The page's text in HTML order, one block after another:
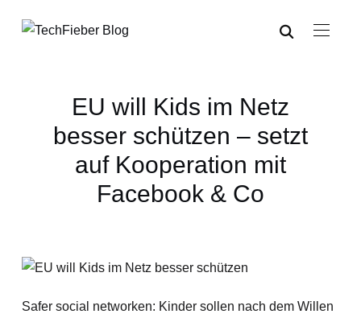
EU will Kids im Netz
besser schützen – setzt
auf Kooperation mit
Facebook & Co
Safer social networken: Kinder sollen nach dem Willen